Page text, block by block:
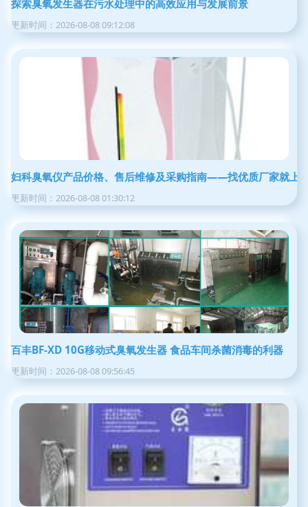
探索臭氧发生器在污水处理中的高效应用与发展前景
更新时间：2026-08-08 09:12:08
妇科臭氧仪产品价格、售后维修及采购指南——找优质厂家就上
更新时间：2026-08-08 01:30:12
百丰BF-XD 10G移动式臭氧发生器 食品车间杀菌消毒的利器
更新时间：2026-08-08 09:56:45